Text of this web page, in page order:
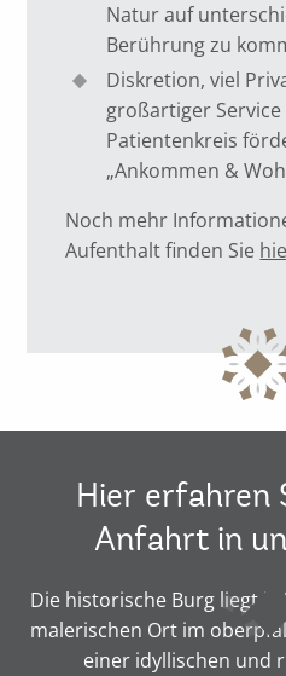
Natur auf
Berührung zu
Diskretion, viel
großartiger
Patientenkreis
„Ankommen &
Noch mehr
Aufenthalt finden Sie
Hier erfahren
Anfahrt in
Die historische Burg liegt
malerischen Ort im
einer idyllischen und